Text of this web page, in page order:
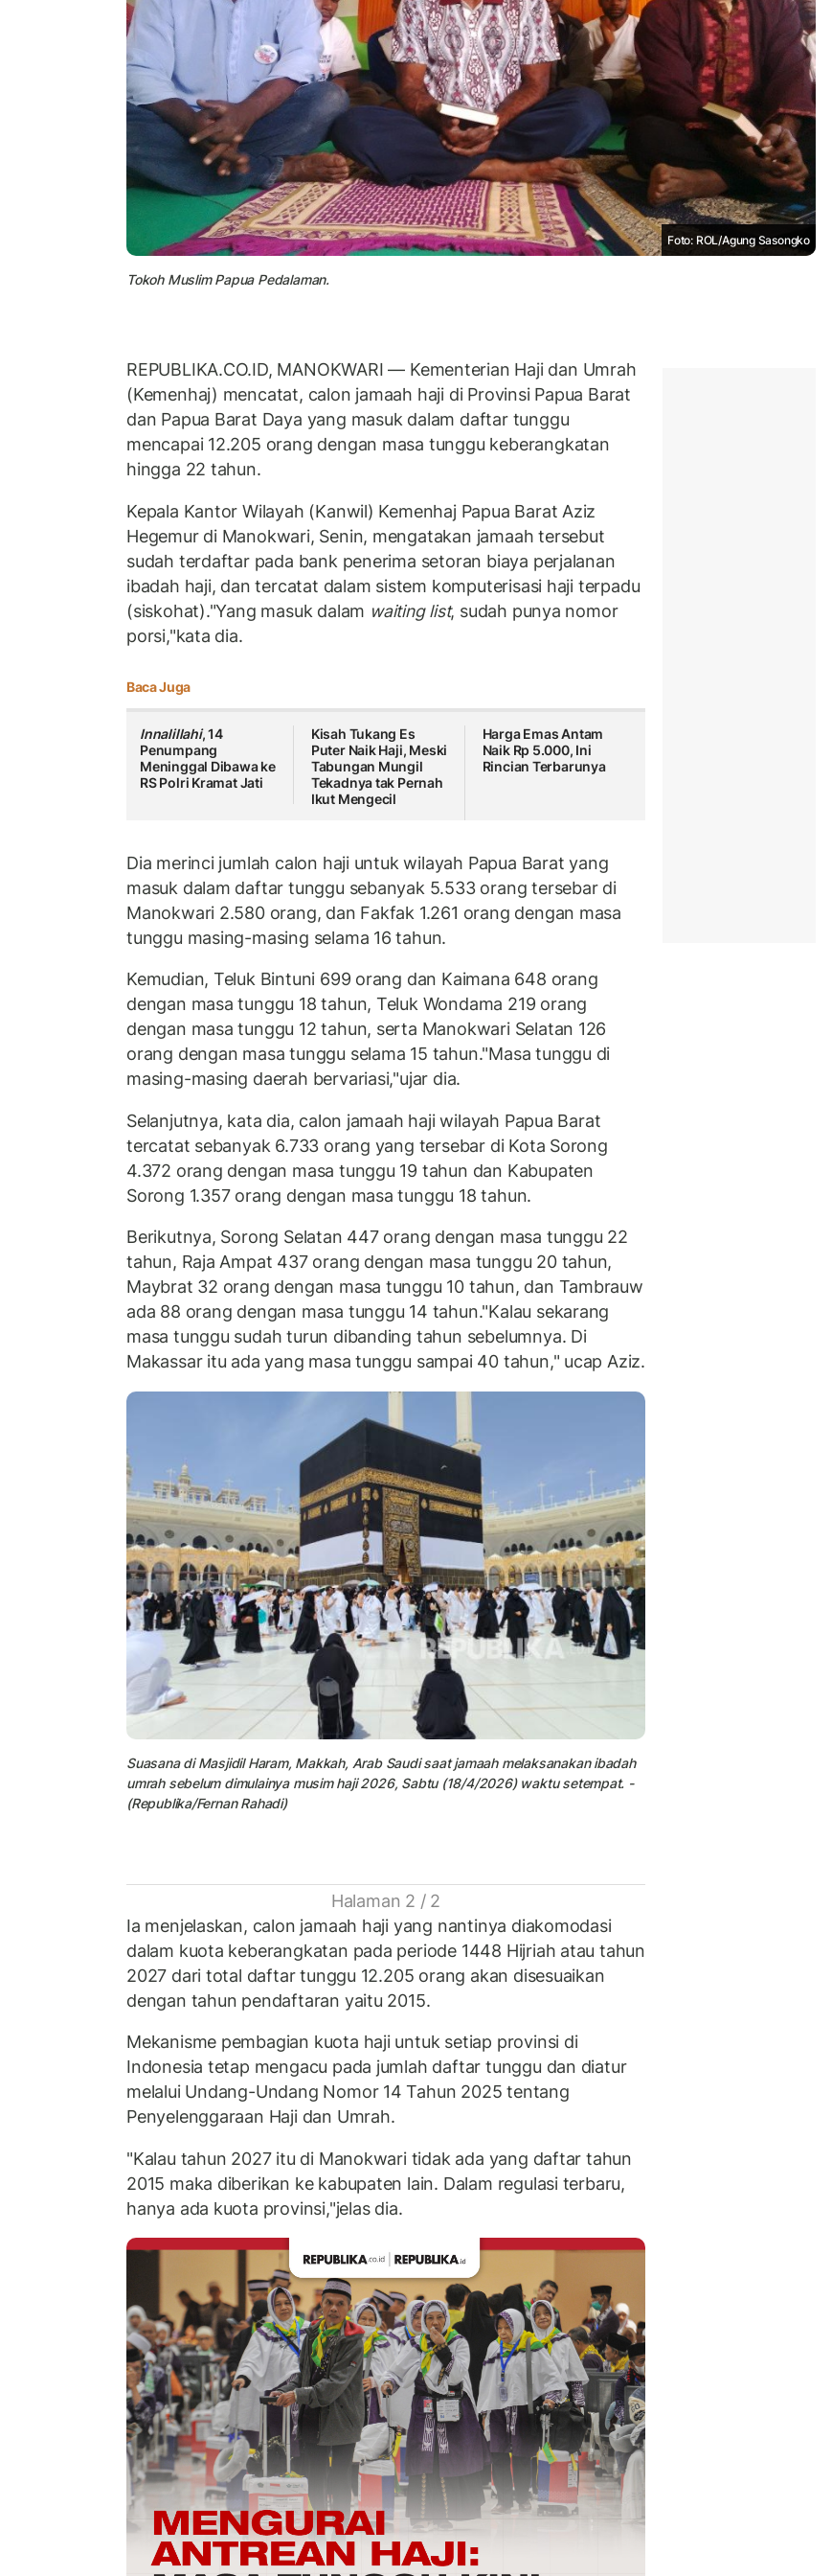
Foto: ROL/Agung Sasongko
Tokoh Muslim Papua Pedalaman.
REPUBLIKA.CO.ID, MANOKWARI— Kementerian Haji dan Umrah
(Kemenhaj) mencatat, calon jamaah haji di Provinsi Papua Barat
dan Papua Barat Daya yang masuk dalam daftar tunggu
mencapai 12.205 orang dengan masa tunggu keberangkatan
hingga 22 tahun.
Kepala Kantor Wilayah (Kanwil) Kemenhaj Papua Barat Aziz
Hegemur di Manokwari, Senin, mengatakan jamaah tersebut
sudah terdaftar pada bank penerima setoran biaya perjalanan
ibadah haji, dan tercatat dalam sistem komputerisasi haji terpadu
(siskohat)."Yang masuk dalam waiting list, sudah punya nomor
porsi,"kata dia.
Baca Juga
Innalillahi, 14
Penumpang
Meninggal Dibawa ke
RS Polri Kramat Jati
Kisah Tukang Es
Puter Naik Haji, Meski
Tabungan Mungil
Tekadnya tak Pernah
Ikut Mengecil
Harga Emas Antam
Naik Rp 5.000, Ini
Rincian Terbarunya
Dia merinci jumlah calon haji untuk wilayah Papua Barat yang
masuk dalam daftar tunggu sebanyak 5.533 orang tersebar di
Manokwari 2.580 orang, dan Fakfak 1.261 orang dengan masa
tunggu masing-masing selama 16 tahun.
Kemudian, Teluk Bintuni 699 orang dan Kaimana 648 orang
dengan masa tunggu 18 tahun, Teluk Wondama 219 orang
dengan masa tunggu 12 tahun, serta Manokwari Selatan 126
orang dengan masa tunggu selama 15 tahun."Masa tunggu di
masing-masing daerah bervariasi,"ujar dia.
Selanjutnya, kata dia, calon jamaah haji wilayah Papua Barat
tercatat sebanyak 6.733 orang yang tersebar di Kota Sorong
4.372 orang dengan masa tunggu 19 tahun dan Kabupaten
Sorong 1.357 orang dengan masa tunggu 18 tahun.
Berikutnya, Sorong Selatan 447 orang dengan masa tunggu 22
tahun, Raja Ampat 437 orang dengan masa tunggu 20 tahun,
Maybrat 32 orang dengan masa tunggu 10 tahun, dan Tambrauw
ada 88 orang dengan masa tunggu 14 tahun."Kalau sekarang
masa tunggu sudah turun dibanding tahun sebelumnya. Di
Makassar itu ada yang masa tunggu sampai 40 tahun," ucap Aziz.
Suasana di Masjidil Haram, Makkah, Arab Saudi saat jamaah melaksanakan ibadah
umrah sebelum dimulainya musim haji 2026, Sabtu (18/4/2026) waktu setempat. -
(Republika/Fernan Rahadi)
Halaman 2 / 2
Ia menjelaskan, calon jamaah haji yang nantinya diakomodasi
dalam kuota keberangkatan pada periode 1448 Hijriah atau tahun
2027 dari total daftar tunggu 12.205 orang akan disesuaikan
dengan tahun pendaftaran yaitu 2015.
Mekanisme pembagian kuota haji untuk setiap provinsi di
Indonesia tetap mengacu pada jumlah daftar tunggu dan diatur
melalui Undang-Undang Nomor 14 Tahun 2025 tentang
Penyelenggaraan Haji dan Umrah.
"Kalau tahun 2027 itu di Manokwari tidak ada yang daftar tahun
2015 maka diberikan ke kabupaten lain. Dalam regulasi terbaru,
hanya ada kuota provinsi,"jelas dia.